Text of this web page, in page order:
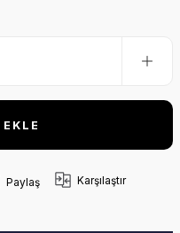
Paylaş Karşılaştır